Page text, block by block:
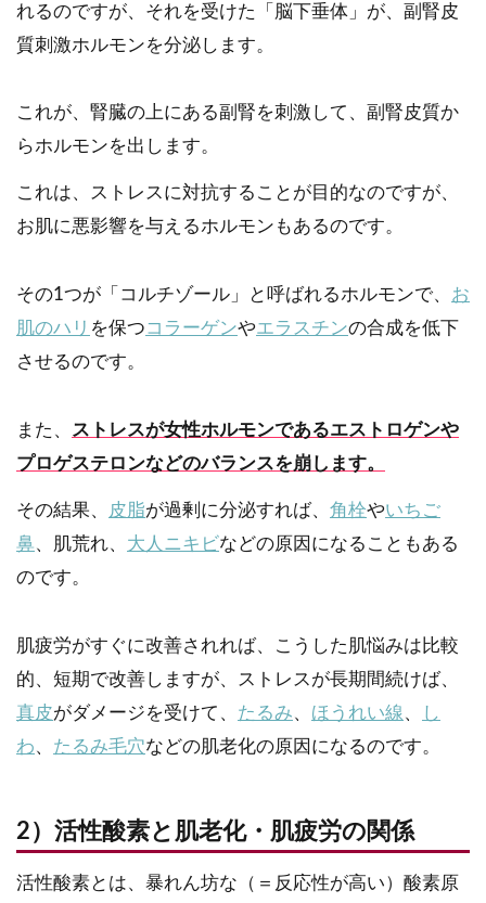
れるのですが、それを受けた「脳下垂体」が、副腎皮
質刺激ホルモンを分泌します。
これが、腎臓の上にある副腎を刺激して、副腎皮質か
らホルモンを出します。
これは、ストレスに対抗することが目的なのですが、
お肌に悪影響を与えるホルモンもあるのです。
その1つが「コルチゾール」と呼ばれるホルモンで、 お
肌のハリ を保つコラーゲンやエラスチンの合成を低下
させるのです。
また、
ストレスが女性ホルモンであるエストロゲンや
プロゲステロンなどのバランスを崩します。
その結果、 皮脂が過剰に分泌すれば、 角栓やいちご
鼻、肌荒れ、 大人ニキビなどの原因になることもある
のです。
肌疲労がすぐに改善されれば、こうした肌悩みは比較
的、短期で改善しますが、ストレスが長期間続けば、
真皮がダメージを受けて、 たるみ、 ほうれい線、
し
わ、 たるみ毛穴などの肌老化の原因になるのです。
2）活性酸素と肌老化・肌疲労の関係
活性酸素とは、暴れん坊な（＝反応性が高い）酸素原